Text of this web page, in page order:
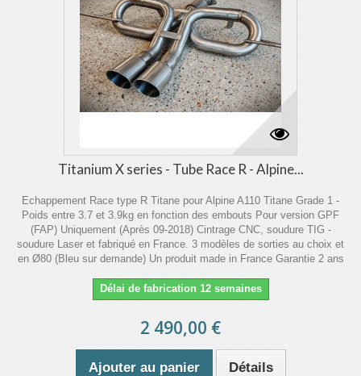
Titanium X series - Tube Race R - Alpine...
Echappement Race type R Titane pour Alpine A110 Titane Grade 1 -
Poids entre 3.7 et 3.9kg en fonction des embouts Pour version GPF
(FAP) Uniquement (Après 09-2018) Cintrage CNC, soudure TIG -
soudure Laser et fabriqué en France. 3 modèles de sorties au choix et
en Ø80 (Bleu sur demande) Un produit made in France Garantie 2 ans
Délai de fabrication 12 semaines
2 490,00 €
Ajouter au panier Détails